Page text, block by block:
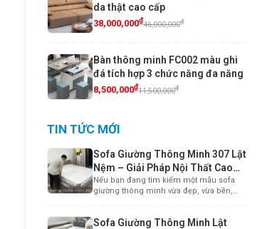
da thật cao cấp
38,000,000₫46,000,000₫
Bàn thông minh FC002 màu ghi
đá tích hợp 3 chức năng đa năng
8,500,000₫11,500,000₫
TIN TỨC MỚI
Sofa Giường Thông Minh 307 Lật
Nệm – Giải Pháp Nội Thất Cao
Cấp Cho Căn Hộ Chung Cư Hiện
Đại
Nếu bạn đang tìm kiếm một mẫu sofa
giường thông minh vừa đẹp, vừa bền,
Sofa Giường Thông Minh Lật